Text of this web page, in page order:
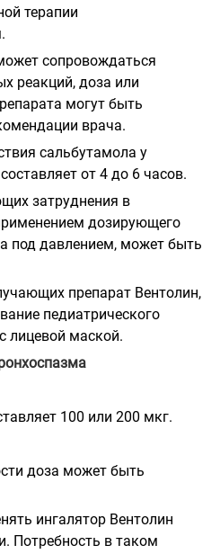
терапии
сопровождаться
реакций, доза или
могут быть
врача.
сальбутамола у
от 4 до 6 часов.
затруднения в
дозирующего
под давлением, может быть
препарат Вентолин,
педиатрического
лицевой маской.
100 или 200 мкг.
доза может быть
ингалятор Вентолин
Потребность в таком